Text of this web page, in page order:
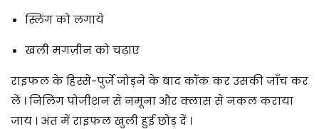
स्लिंग को लगाये
खली मगज़ीन को चढ़ाए
राइफल के हिस्से-पुर्जे जोड़ने के बाद कॉक कर उसकी जाँच कर
लें । निलिंग पोजीशन से नमूना और क्लास से नकल कराया
जाय । अंत में राइफल खुली हुई छोड़ दें ।